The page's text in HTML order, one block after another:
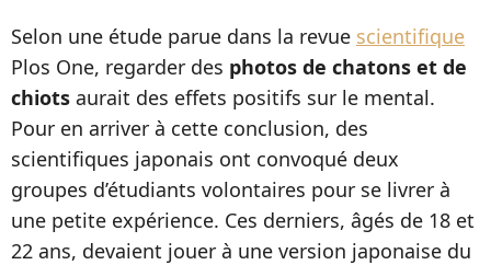
Selon une étude parue dans la revue scientifique
Plos One, regarder des photos de chatons et de
chiots aurait des effets positifs sur le mental.
Pour en arriver à cette conclusion, des
scientifiques japonais ont convoqué deux
groupes d’étudiants volontaires pour se livrer à
une petite expérience. Ces derniers, âgés de 18 et
22 ans, devaient jouer à une version japonaise du